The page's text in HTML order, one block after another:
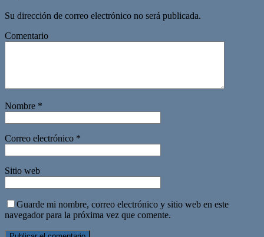
Su dirección de correo electrónico no será publicada.
Comentario
Nombre *
Correo electrónico *
Sitio web
Guarde mi nombre, correo electrónico y sitio web en este
navegador para la próxima vez que comente.